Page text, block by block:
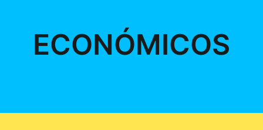
ECONÓMICOS